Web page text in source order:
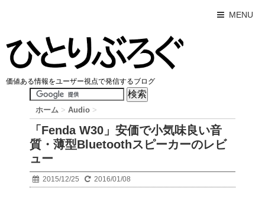
MENU
価値ある情報をユーザー視点で発信するブログ
ホーム > Audio >
「Fenda W30」安価で小気味良い音
質・薄型Bluetoothスピーカーのレビ
ュー
2015/12/25 2016/01/08